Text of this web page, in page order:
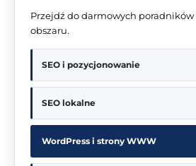
Przejdź do darmowych poradników
obszaru.
SEO i pozycjonowanie
SEO lokalne
WordPress i strony WWW